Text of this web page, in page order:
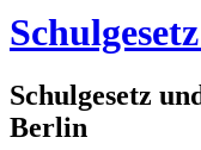
Schulgesetz
Berlin